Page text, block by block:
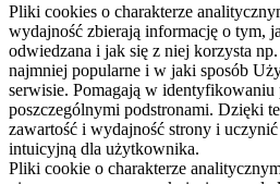
Pliki cookies o charakterze
wydajność zbierają informację o tym,
odwiedzana i jak się z niej korzysta
najmniej popularne i w jaki sposób
serwisie. Pomagają w identyfikowaniu
poszczególnymi podstronami. Dzięki
zawartość i wydajność strony i
intuicyjną dla użytkownika.
Pliki cookie o charakterze